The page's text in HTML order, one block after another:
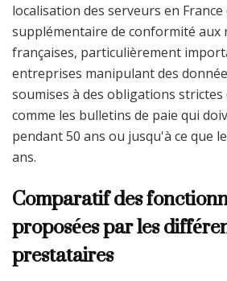
localisation des serveurs en
supplémentaire de conformité aux
françaises, particulièrement
entreprises manipulant des
soumises à des obligations
comme les bulletins de paie qui
pendant 50 ans ou jusqu'à ce que
ans.
Comparatif des
proposées par les
prestataires